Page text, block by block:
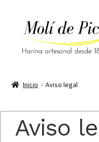
navegación
contenido
Blog
Inicio Aviso legal
Aviso